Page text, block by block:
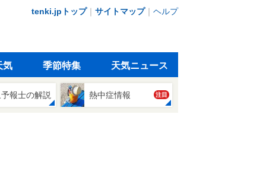
tenki.jpトップ｜ サイトマップ｜ ヘルプ
気 季節特集 天気ニュース
報士の解説 熱中症情報 注目